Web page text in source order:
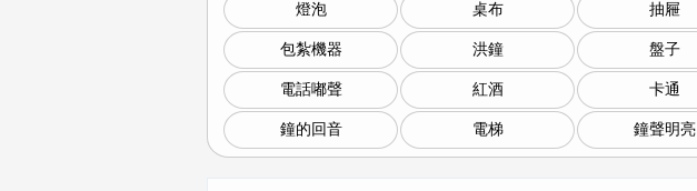
燈泡 桌布 抽屜
包紮機器 洪鐘 盤子
電話嘟聲 紅酒 卡通
鐘的回音 電梯 鐘聲明亮